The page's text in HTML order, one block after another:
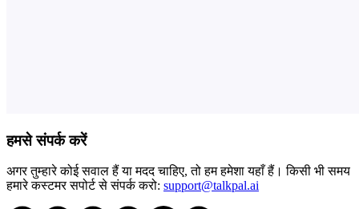
हमसे संपर्क करें
अगर तुम्हारे कोई सवाल हैं या मदद चाहिए, तो हम हमेशा यहाँ हैं। किसी भी समय
हमारे कस्टमर सपोर्ट से संपर्क करो: support@talkpal.ai